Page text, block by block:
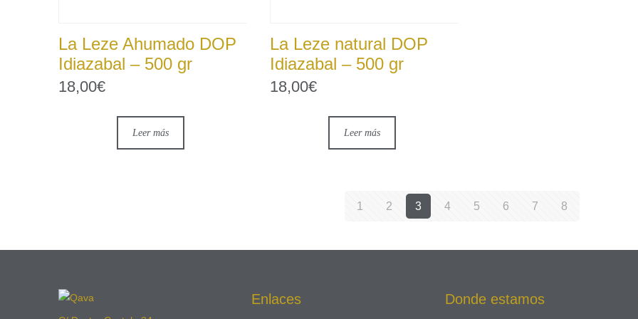
La Leze Ahumado DOP
Idiazabal – 500 gr
18,00€
Leer más
La Leze natural DOP
Idiazabal – 500 gr
18,00€
Leer más
1 2 3 4 5 6 7 8
Enlaces Donde estamos